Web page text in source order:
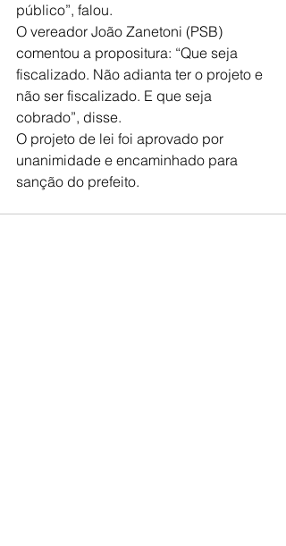
público”, falou.
O vereador João Zanetoni (PSB)
comentou a propositura: “Que seja
fiscalizado. Não adianta ter o projeto e
não ser fiscalizado. E que seja
cobrado”, disse.
O projeto de lei foi aprovado por
unanimidade e encaminhado para
sanção do prefeito.